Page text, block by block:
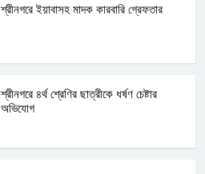
শ্রীনগরে ইয়াবাসহ মাদক কারবারি গ্রেফতার
শ্রীনগরে ৪র্থ শ্রেণির ছাত্রীকে ধর্ষণ চেষ্টার
অভিযোগ